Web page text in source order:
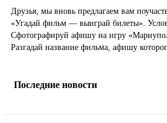
Друзья, мы вновь предлагаем вам
«Угадай фильм — выиграй билеты».
Сфотографируй афишу на игру
Разгадай название фильма, афишу
Последние новости